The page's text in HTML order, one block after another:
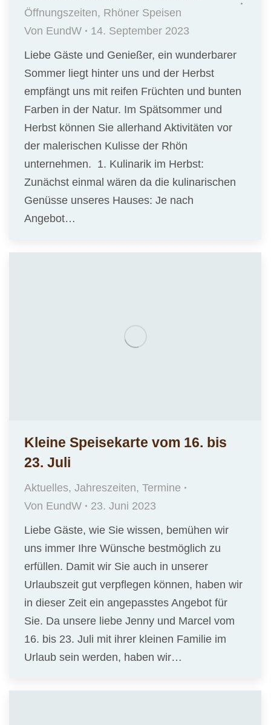
Öffnungszeiten, Rhöner Speisen
Von EundW
14. September 2023
Liebe Gäste und Genießer, ein wunderbarer
Sommer liegt hinter uns und der Herbst
empfängt uns mit reifen Früchten und bunten
Farben in der Natur. Im Spätsommer und
Herbst können Sie allerhand Aktivitäten vor
der malerischen Kulisse der Rhön
unternehmen. 1. Kulinarik im Herbst:
Zunächst einmal wären da die kulinarischen
Genüsse unseres Hauses: Je nach
Angebot…
Kleine Speisekarte vom 16. bis
23. Juli
Aktuelles, Jahreszeiten, Termine
Von EundW
23. Juni 2023
Liebe Gäste, wie Sie wissen, bemühen wir
uns immer Ihre Wünsche bestmöglich zu
erfüllen. Damit wir Sie auch in unserer
Urlaubszeit gut verpflegen können, haben wir
in dieser Zeit ein angepasstes Angebot für
Sie. Da unsere liebe Jenny und Marcel vom
16. bis 23. Juli mit ihrer kleinen Familie im
Urlaub sein werden, haben wir…